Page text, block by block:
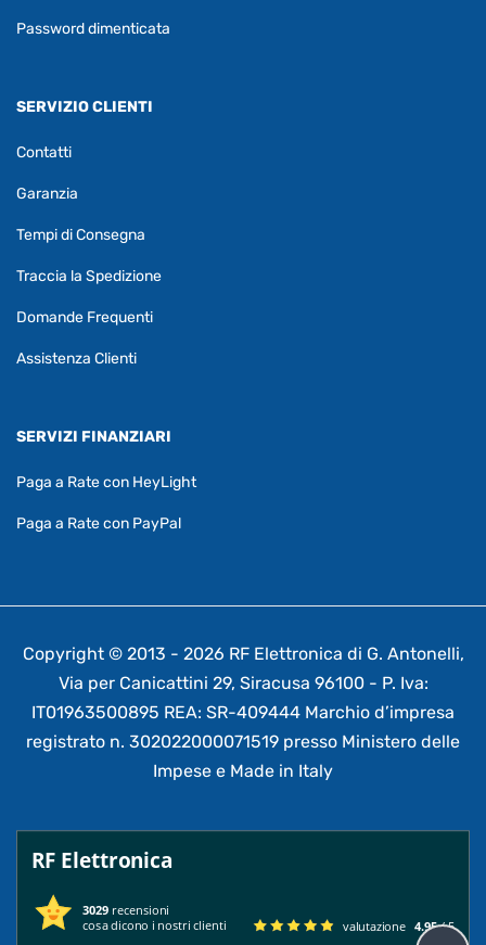
Password dimenticata
SERVIZIO CLIENTI
Contatti
Garanzia
Tempi di Consegna
Traccia la Spedizione
Domande Frequenti
Assistenza Clienti
SERVIZI FINANZIARI
Paga a Rate con HeyLight
Paga a Rate con PayPal
Copyright © 2013 - 2026 RF Elettronica di G. Antonelli,
Via per Canicattini 29, Siracusa 96100 - P. Iva:
IT01963500895 REA: SR-409444 Marchio d’impresa
registrato n. 302022000071519 presso Ministero delle
Impese e Made in Italy
RF Elettronica
3029 recensioni
cosa dicono i nostri clienti
valutazione 4.95/ 5